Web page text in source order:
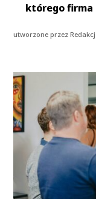
którego firma
utworzone przez